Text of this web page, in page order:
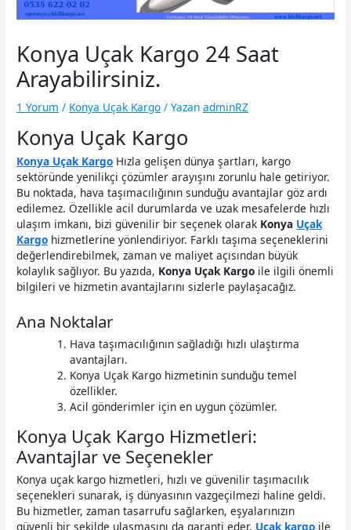
Konya Uçak Kargo 24 Saat
Arayabilirsiniz.
1 Yorum / Konya Uçak Kargo / Yazan adminRZ
Konya Uçak Kargo
Konya Uçak Kargo Hızla gelişen dünya şartları, kargo
sektöründe yenilikçi çözümler arayışını zorunlu hale getiriyor.
Bu noktada, hava taşımacılığının sunduğu avantajlar göz ardı
edilemez. Özellikle acil durumlarda ve uzak mesafelerde hızlı
ulaşım imkanı, bizi güvenilir bir seçenek olarak Konya Uçak
Kargo hizmetlerine yönlendiriyor. Farklı taşıma seçeneklerini
değerlendirebilmek, zaman ve maliyet açısından büyük
kolaylık sağlıyor. Bu yazıda, Konya Uçak Kargo ile ilgili önemli
bilgileri ve hizmetin avantajlarını sizlerle paylaşacağız.
Ana Noktalar
Hava taşımacılığının sağladığı hızlı ulaştırma
avantajları.
Konya Uçak Kargo hizmetinin sunduğu temel
özellikler.
Acil gönderimler için en uygun çözümler.
Konya Uçak Kargo Hizmetleri:
Avantajlar ve Seçenekler
Konya uçak kargo hizmetleri, hızlı ve güvenilir taşımacılık
seçenekleri sunarak, iş dünyasının vazgeçilmezi haline geldi.
Bu hizmetler, zaman tasarrufu sağlarken, eşyalarınızın
güvenli bir şekilde ulaşmasını da garanti eder. Uçak kargo ile